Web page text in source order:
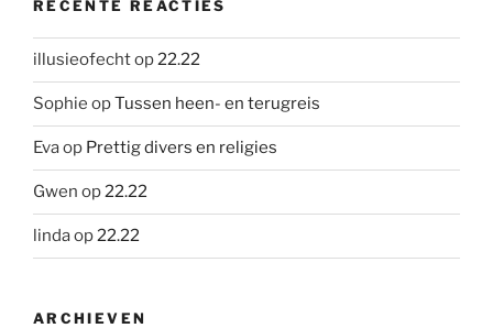
RECENTE REACTIES
illusieofechtop22.22
Sophie opTussen heen- en terugreis
Evaop Prettig divers en religies
Gwen op22.22
lindaop22.22
ARCHIEVEN